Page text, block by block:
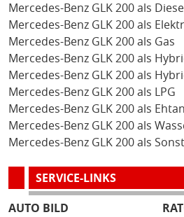
Mercedes-Benz GLK 200 als
Mercedes-Benz GLK 200 als
Mercedes-Benz GLK 200 als Gas
Mercedes-Benz GLK 200 als
Mercedes-Benz GLK 200 als
Mercedes-Benz GLK 200 als LPG
Mercedes-Benz GLK 200 als
Mercedes-Benz GLK 200 als
Mercedes-Benz GLK 200 als
SERVICE-LINKS
AUTO BILD